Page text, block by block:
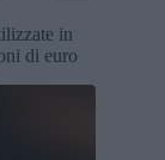
in
di euro